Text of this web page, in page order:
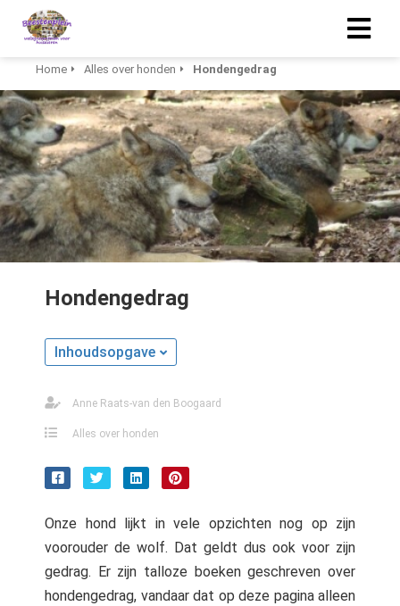
Home Alles over honden Hondengedrag
Hondengedrag
Inhoudsopgave
Anne Raats-van den Boogaard
Alles over honden
Onze hond lijkt in vele opzichten nog op zijn
voorouder de wolf. Dat geldt dus ook voor zijn
gedrag. Er zijn talloze boeken geschreven over
hondengedrag, vandaar dat op deze pagina alleen